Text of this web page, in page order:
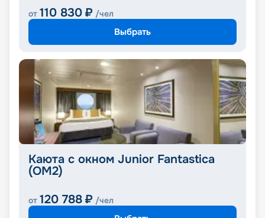
от 110 830 ₽ /чел
Выбрать
Каюта с окном Junior Fantastica
(OM2)
от 120 788 ₽ /чел